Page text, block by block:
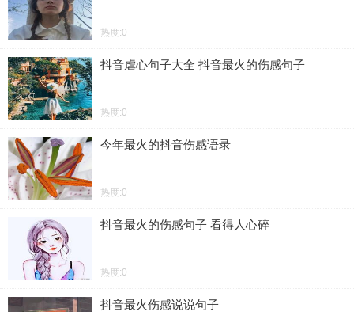
热度:0
抖音虐心句子大全 抖音最火的伤感句子
热度:0
今年最火的抖音伤感语录
热度:0
抖音最火的伤感句子 看得人心碎
热度:0
抖音最火伤感说说句子